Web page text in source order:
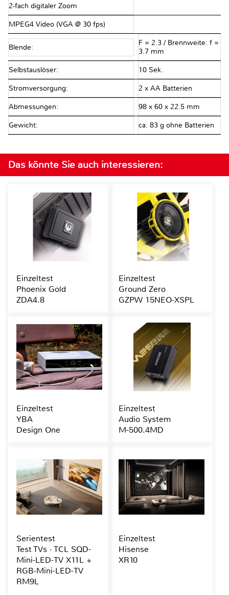
2-fach digitaler Zoom
MPEG4 Video (VGA @ 30 fps)
Blende:
F = 2.3 / Brennweite: f =
3.7 mm
Selbstauslöser: 10 Sek.
Stromversorgung: 2 x AA Batterien
Abmessungen: 98 x 60 x 22.5 mm
Gewicht: ca. 83 g ohne Batterien
Das könnte Sie auch interessieren:
Einzeltest
Phoenix Gold
ZDA4.8
Einzeltest
Ground Zero
GZPW 15NEO-XSPL
Einzeltest
YBA
Design One
Einzeltest
Audio System
M-500.4MD
Serientest
Test TVs · TCL SQD-
Mini-LED-TV X11L +
RGB-Mini-LED-TV
RM9L
Einzeltest
Hisense
XR10